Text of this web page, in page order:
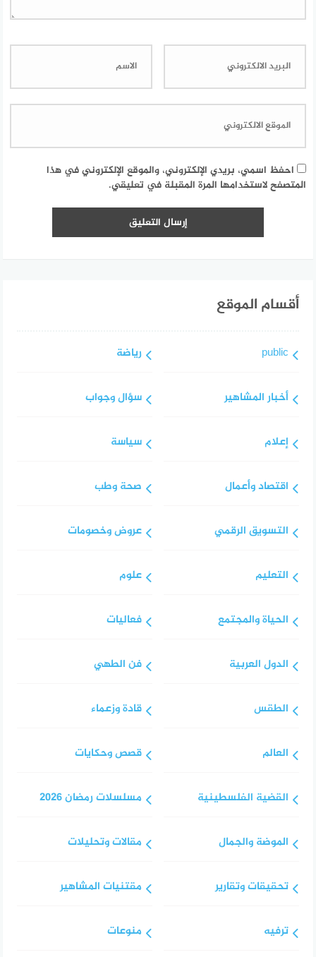
احفظ اسمي، بريدي الإلكتروني، والموقع الإلكتروني في هذا
المتصفح لاستخدامها المرة المقبلة في تعليقي.
أقسام الموقع
public
أخبار المشاهير
إعلام
اقتصاد وأعمال
التسويق الرقمي
التعليم
الحياة والمجتمع
الدول العربية
الطقس
العالم
القضية الفلسطينية
الموضة والجمال
تحقيقات وتقارير
ترفيه
رياضة
سؤال وجواب
سياسة
صحة وطب
عروض وخصومات
علوم
فعاليات
فن الطهي
قادة وزعماء
قصص وحكايات
مسلسلات رمضان 2026
مقالات وتحليلات
مقتنيات المشاهير
منوعات